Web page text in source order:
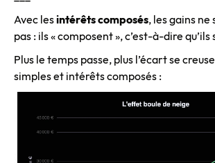
Avec lesintérêts composés, les gains ne
pas : ils « composent », c’est-à-dire
Plus le temps passe, plus l’écart se
simples et intérêts composés :